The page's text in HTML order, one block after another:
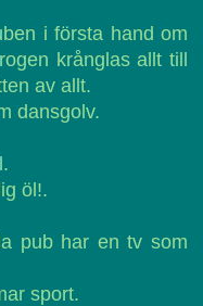
i första hand om
krånglas allt till
av allt.
dansgolv.
öl!.
pub har en tv som
sport.